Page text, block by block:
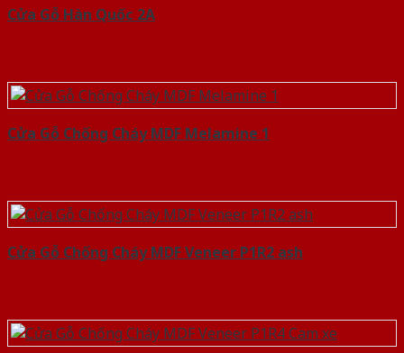
Cửa Gỗ Hàn Quốc 2A
Cửa Gỗ Chống Cháy MDF Melamine 1
Cửa Gỗ Chống Cháy MDF Veneer P1R2 ash